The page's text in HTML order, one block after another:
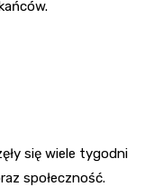
się wiele tygodni
społeczność.